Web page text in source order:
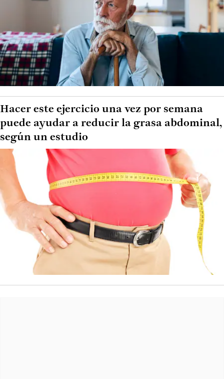
Hacer este ejercicio una vez por semana
puede ayudar a reducir la grasa abdominal,
según un estudio